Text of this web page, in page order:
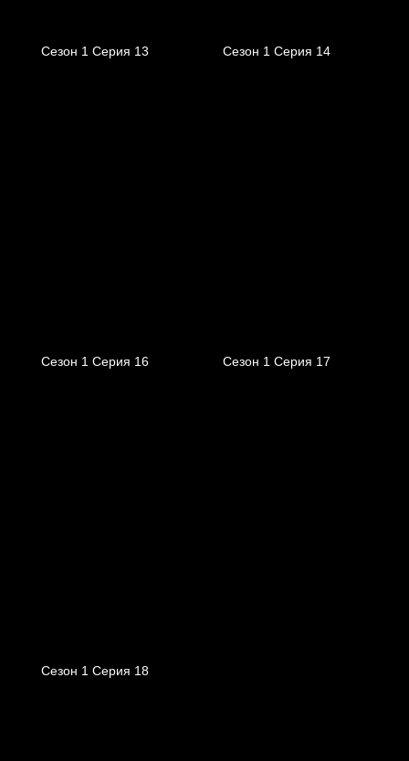
Сезон 1 Серия 13 Сезон 1 Серия 14
Сезон 1 Серия 16 Сезон 1 Серия 17
Сезон 1 Серия 18